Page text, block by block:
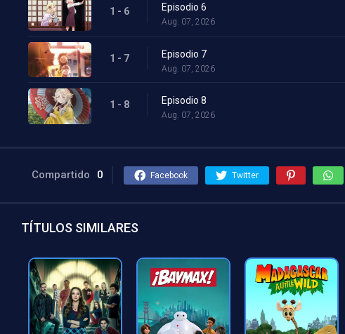
1 - 6 Episodio 6
Aug. 07, 2026
1 - 7 Episodio 7
Aug. 07, 2026
1 - 8 Episodio 8
Aug. 07, 2026
Compartido 0 Facebook Twitter
TÍTULOS SIMILARES